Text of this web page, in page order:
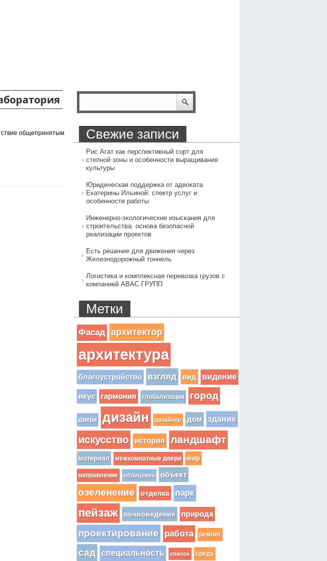
общепринятым
Свежие записи
Рис Агат как перспективный сорт для
степной зоны и особенности выращивания
культуры
Юридическая поддержка от адвоката
Екатерины Ильиной: спектр услуг и
особенности работы
Инженерно-экологические изыскания для
строительства: основа безопасной
реализации проектов
Есть решение для движения через
Железнодорожный тоннель
Логистика и комплексная перевозка грузов с
компанией АВАС ГРУПП
Метки
Фасад архитектор
архитектура
благоустройство взгляд вид видение
вкус гармония глобализация город
двери дизайн дизайнер дом здание
искусство история ландшафт
материал межкомнатные двери мир
направление облицовка объект
озеленение отделка парк
пейзаж почвоведение природа
проектирование работа ремонт
сад специальность список среда